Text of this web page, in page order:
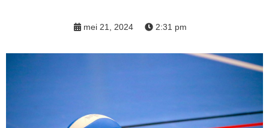
mei 21, 2024 2:31 pm